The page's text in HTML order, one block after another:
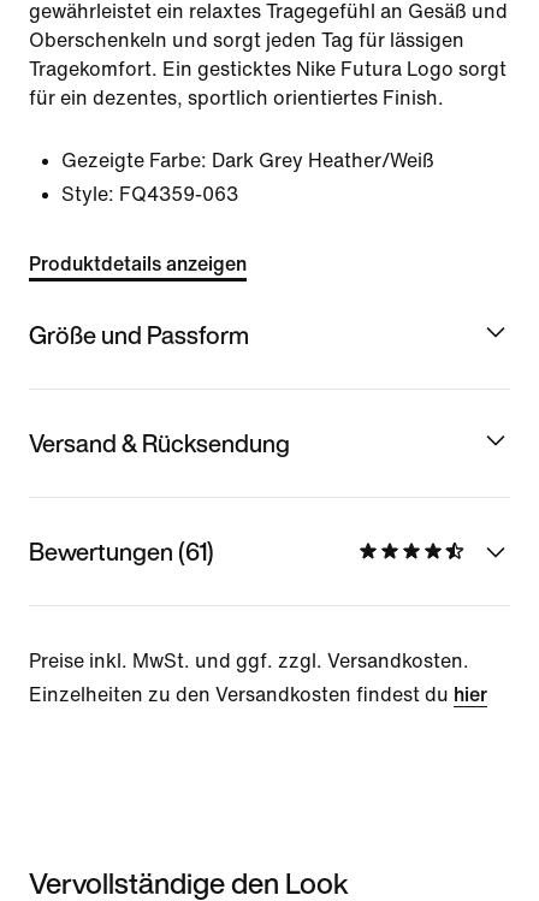
gewährleistet ein relaxtes Tragegefühl an Gesäß und
Oberschenkeln und sorgt jeden Tag für lässigen
Tragekomfort. Ein gesticktes Nike Futura Logo sorgt
für ein dezentes, sportlich orientiertes Finish.
Gezeigte Farbe: Dark Grey Heather/Weiß
Style: FQ4359-063
Produktdetails anzeigen
Größe und Passform
Versand & Rücksendung
Bewertungen (61)
Preise inkl. MwSt. und ggf. zzgl. Versandkosten.
Einzelheiten zu den Versandkosten findest du hier
Vervollständige den Look